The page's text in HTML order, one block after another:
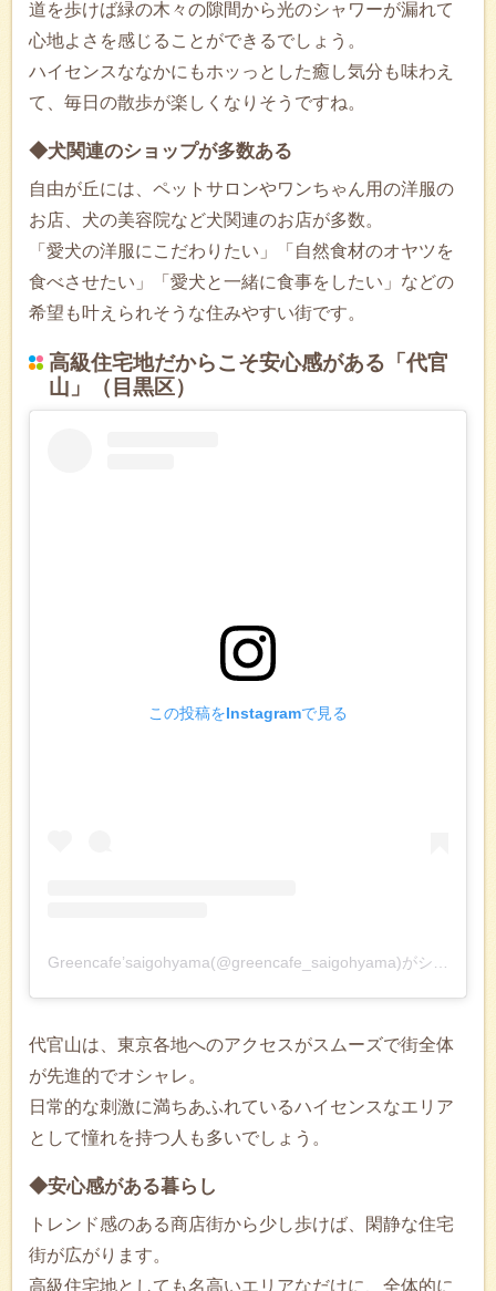
道を歩けば緑の木々の隙間から光のシャワーが漏れて
心地よさを感じることができるでしょう。
ハイセンスななかにもホッっとした癒し気分も味わえ
て、毎日の散歩が楽しくなりそうですね。
◆犬関連のショップが多数ある
自由が丘には、ペットサロンやワンちゃん用の洋服の
お店、犬の美容院など犬関連のお店が多数。
「愛犬の洋服にこだわりたい」「自然食材のオヤツを
食べさせたい」「愛犬と一緒に食事をしたい」などの
希望も叶えられそうな住みやすい街です。
高級住宅地だからこそ安心感がある「代官
山」（目黒区）
この投稿をInstagramで見る
代官山は、東京各地へのアクセスがスムーズで街全体
が先進的でオシャレ。
日常的な刺激に満ちあふれているハイセンスなエリア
として憧れを持つ人も多いでしょう。
◆安心感がある暮らし
トレンド感のある商店街から少し歩けば、閑静な住宅
街が広がります。
高級住宅地としても名高いエリアなだけに、全体的に